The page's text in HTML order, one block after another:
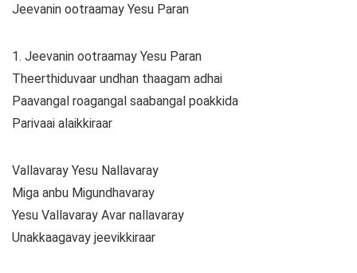
Jeevanin ootraamay Yesu Paran
1. Jeevanin ootraamay Yesu Paran
Theerthiduvaar undhan thaagam adhai
Paavangal roagangal saabangal poakkida
Parivaai alaikkiraar
Vallavaray Yesu Nallavaray
Miga anbu Migundhavaray
Yesu Vallavaray Avar nallavaray
Unakkaagavay jeevikkiraar